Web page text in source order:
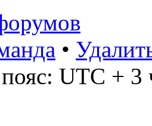
•
UTC + 3